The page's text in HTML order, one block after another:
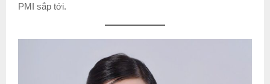
PMI sắp tới.